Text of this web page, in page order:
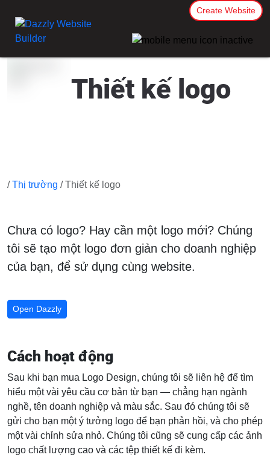
Create Website
Thiết kế logo
/Thị trường / Thiết kế logo
Chưa có logo? Hay cần một logo mới? Chúng
tôi sẽ tạo một logo đơn giản cho doanh nghiệp
của bạn, để sử dụng cùng website.
Open Dazzly
Cách hoạt động
Sau khi bạn mua Logo Design, chúng tôi sẽ liên hệ để tìm
hiểu một vài yêu cầu cơ bản từ bạn — chẳng hạn ngành
nghề, tên doanh nghiệp và màu sắc. Sau đó chúng tôi sẽ
gửi cho bạn một ý tưởng logo để bạn phản hồi, và cho phép
một vài chỉnh sửa nhỏ. Chúng tôi cũng sẽ cung cấp các ảnh
logo chất lượng cao và các tệp thiết kế đi kèm.